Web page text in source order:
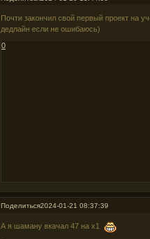
Почти закончил свой первый проект на
дедлайн если не ошибаюсь)
0
Поделиться2024-01-21 08:37:39
А я шаману вкачал 47 на х1